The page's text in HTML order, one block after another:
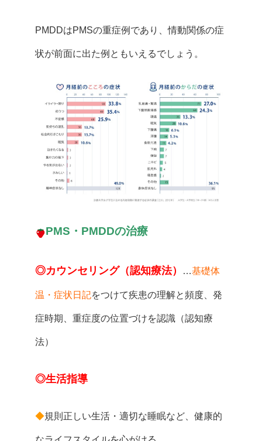
PMDDはPMSの重症例であり、情動関係の症
状が前面に出た例ともいえるでしょう。
PMS・PMDDの治療
◎カウンセリング（認知療法） …基礎体
温・症状日記をつけて疾患の理解と頻度、発
症時期、重症度の位置づけを認識（認知療
法）
◎生活指導
◆規則正しい生活・適切な睡眠など、健康的